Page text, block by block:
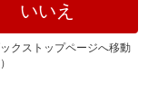
いいえ
ックストップページへ移動